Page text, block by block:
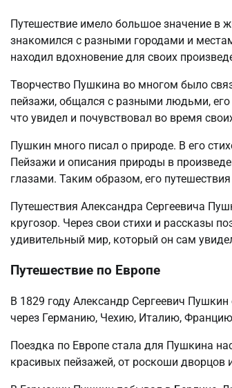
Путешествие имело большое значение в
знакомился с разными городами и
находил вдохновение для своих
Творчество Пушкина во многом было
пейзажи, общался с разными людьми,
что увидел и почувствовал во время
Пушкин много писал о природе. В его
Пейзажи и описания природы в
глазами. Таким образом, его
Путешествия Александра Сергеевича
кругозор. Через свои стихи и рассказы
удивительный мир, который он сам
Путешествие по Европе
В 1829 году Александр Сергеевич
через Германию, Чехию, Италию,
Поездка по Европе стала для Пушкина
красивых пейзажей, от роскоши дворцов